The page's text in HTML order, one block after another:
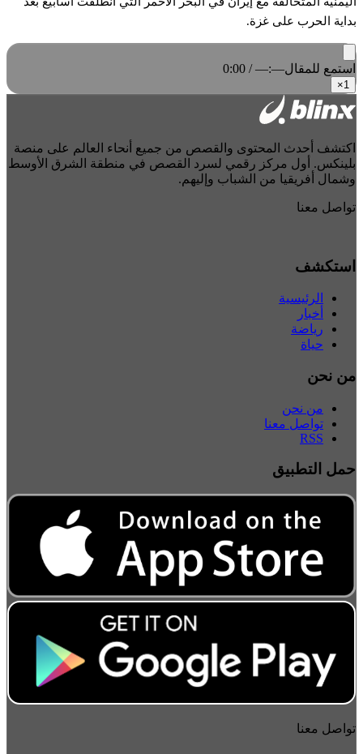
بداية الحرب على غزة.
استمع للمقال0:00 / —:—
1
×
اكتشف أحدث المحتوى والقصص من جميع أنحاء العالم على منصة
بلينكس. أول مركز رقمي لسرد القصص في منطقة الشرق الأوسط
وشمال أفريقيا من الشباب وإليهم.
تواصل معنا
استكشف
الرئيسية
أخبار
رياضة
حياة
من نحن
من نحن
تواصل معنا
RSS
حمل التطبيق
تواصل معنا